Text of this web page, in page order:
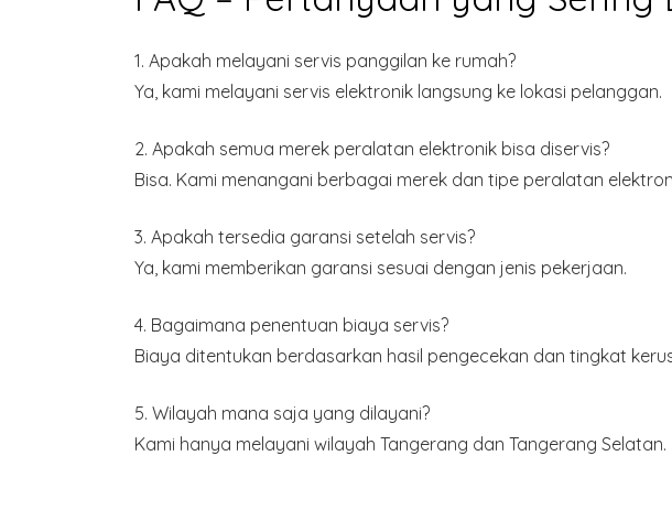
1. Apakah melayani servis panggilan ke rumah?
Ya, kami melayani servis elektronik langsung ke lokasi pelanggan.
2. Apakah semua merek peralatan elektronik bisa diservis?
Bisa. Kami menangani berbagai merek dan tipe peralatan
3. Apakah tersedia garansi setelah servis?
Ya, kami memberikan garansi sesuai dengan jenis pekerjaan.
4. Bagaimana penentuan biaya servis?
Biaya ditentukan berdasarkan hasil pengecekan dan tingkat
5. Wilayah mana saja yang dilayani?
Kami hanya melayani wilayah Tangerang dan Tangerang Selatan.